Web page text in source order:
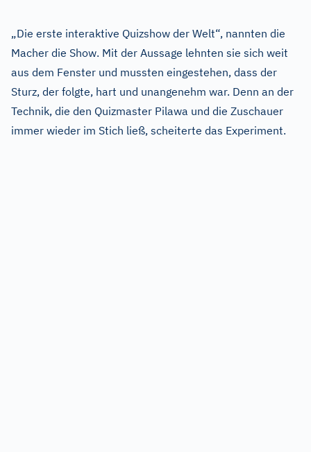
„Die erste interaktive Quizshow der Welt“, nannten die
Macher die Show. Mit der Aussage lehnten sie sich weit
aus dem Fenster und mussten eingestehen, dass der
Sturz, der folgte, hart und unangenehm war. Denn an der
Technik, die den Quizmaster Pilawa und die Zuschauer
immer wieder im Stich ließ, scheiterte das Experiment.